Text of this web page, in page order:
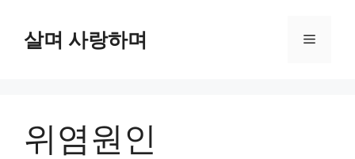
살며 사랑하며 메
위염원인